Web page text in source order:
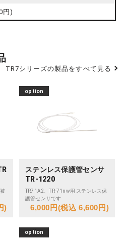
円)
TR7シリーズの製品をすべて見る
)
option
ステンレス保護管センサ
TR-1220
TR71A2、TR-71nw用 ステンレス保
護管センサです
6,000円(税込 6,600円)
option